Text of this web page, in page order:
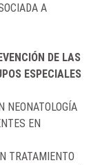
A
DE LAS
ESPECIALES
NEONATOLOGÍA
EN
TRATAMIENTO